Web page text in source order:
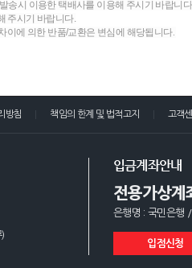
송시 이용한 택배사를 이용해 주시기 바랍니
주시기 바랍니다.
이에 의한 반품/교환은 변심에 해당됩니다.
방침 책임의 한계 및 법적고지 고객
입금계좌안내
전용가상계
은행명 : 국민은행
입점신청